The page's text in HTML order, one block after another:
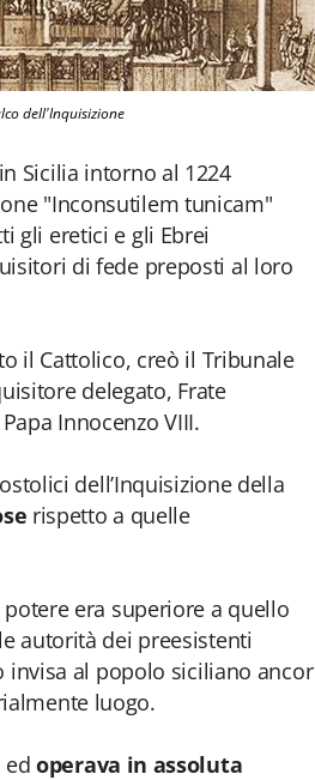
dell'Inquisizione
Sicilia intorno al 1224
"Inconsutilem tunicam"
gli eretici e gli Ebrei
di fede preposti al loro
il Cattolico, creò il Tribunale
delegato, Frate
Innocenzo VIII.
dell’Inquisizione della
rispetto a quelle
era superiore a quello
autorità dei preesistenti
al popolo siciliano ancor
luogo.
ed operava in assoluta